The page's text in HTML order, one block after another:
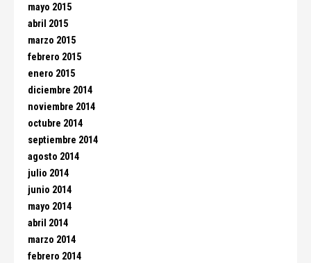
mayo 2015
abril 2015
marzo 2015
febrero 2015
enero 2015
diciembre 2014
noviembre 2014
octubre 2014
septiembre 2014
agosto 2014
julio 2014
junio 2014
mayo 2014
abril 2014
marzo 2014
febrero 2014